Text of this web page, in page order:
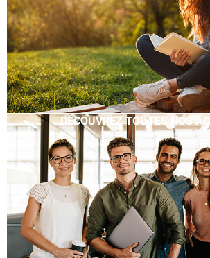
DÉCOUVREZ TOUTES NOS